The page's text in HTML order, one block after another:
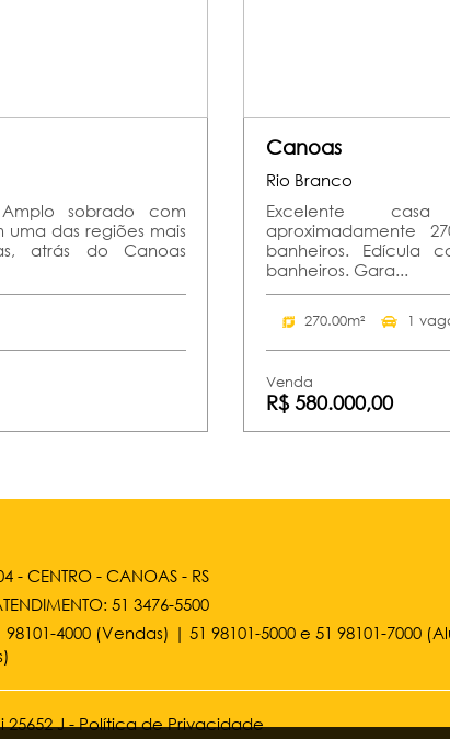
sobrado com
uma das regiões mais
atrás do Canoas
Canoas
Rio Branco
Excelente
aproximadamente
banheiros. Edícula
banheiros. Gara...
270.00m² 1
Venda
R$ 580.000,00
- CENTRO - CANOAS - RS
51 3476-5500
98101-4000 (Vendas) |51 98101-5000 e51 98101-7000
25652 J -Política de Privacidade